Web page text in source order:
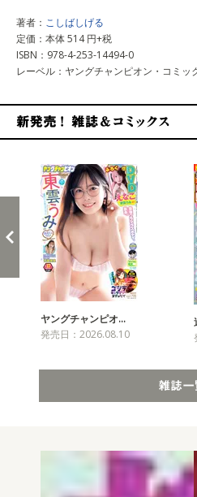
著者： こしばしげる
定価：本体 514 円+税
ISBN：978-4-253-14494-0
レーベル：ヤングチャンピオン・コミッ
ヤングチャンピオ…
発売日：2026.08.10